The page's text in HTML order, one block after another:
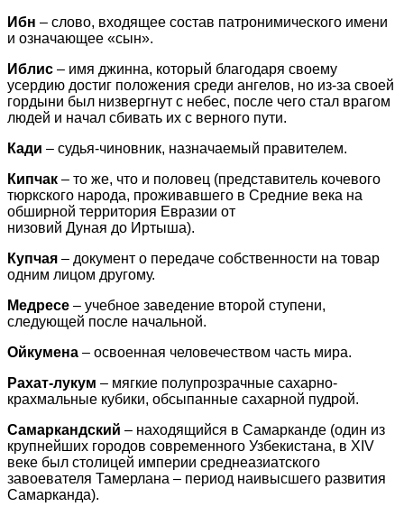
Ибн – слово, входящее состав патронимического имени
и означающее «сын».
Иблис – имя джинна, который благодаря своему
усердию достиг положения среди ангелов, но из-за своей
гордыни был низвергнут с небес, после чего стал врагом
людей и начал сбивать их с верного пути.
Кади – судья-чиновник, назначаемый правителем.
Кипчак – то же, что и половец (представитель кочевого
тюркского народа, проживавшего в Средние века на
обширной территория Евразии от
низовий Дуная до Иртыша).
Купчая – документ о передаче собственности на товар
одним лицом другому.
Медресе – учебное заведение второй ступени,
следующей после начальной.
Ойкумена – освоенная человечеством часть мира.
Рахат-лукум – мягкие полупрозрачные сахарно-
крахмальные кубики, обсыпанные сахарной пудрой.
Самаркандский – находящийся в Самарканде (один из
крупнейших городов современного Узбекистана, в XIV
веке был столицей империи среднеазиатского
завоевателя Тамерлана – период наивысшего развития
Самарканда).